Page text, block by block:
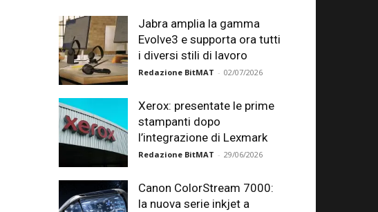
Jabra amplia la gamma
Evolve3 e supporta ora tutti
i diversi stili di lavoro
Redazione BitMAT - 02/07/2026
Xerox: presentate le prime
stampanti dopo
l’integrazione di Lexmark
Redazione BitMAT - 29/06/2026
Canon ColorStream 7000:
la nuova serie inkjet a